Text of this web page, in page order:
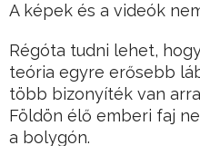
A képek és a videók
Régóta tudni lehet,
teória egyre erősebb
több bizonyíték van
Földön élő emberi faj
a bolygón.